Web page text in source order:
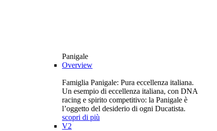
Panigale
Overview
Famiglia Panigale: Pura eccellenza italiana.
Un esempio di eccellenza italiana, con DNA
racing e spirito competitivo: la Panigale è
l’oggetto del desiderio di ogni Ducatista.
scopri di più
V2